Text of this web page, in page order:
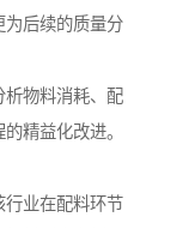
为后续的质量分
析物料消耗、配
精益化改进。
行业在配料环节